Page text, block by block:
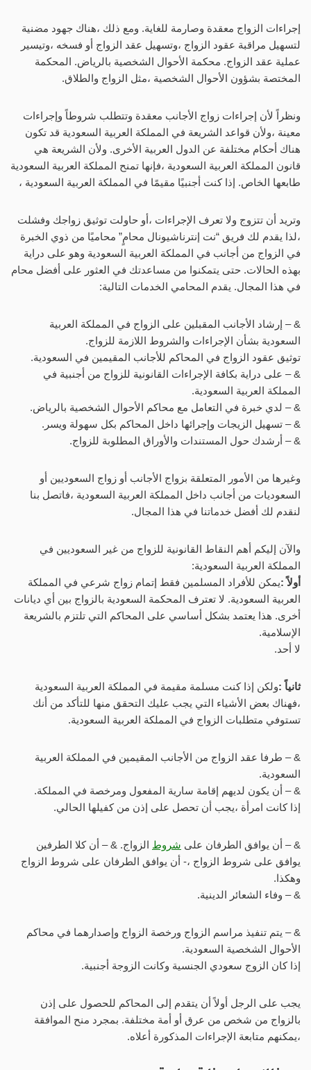
إجراءات الزواج معقدة وصارمة للغاية. ومع ذلك ،هناك جهود مضنية
لتسهيل مراقبة عقود الزواج ،وتسهيل عقد الزواج أو فسخه ،وتيسير
عملية عقد الزواج. محكمة الأحوال الشخصية بالرياض. المحكمة
المختصة بشؤون الأحوال الشخصية ،مثل الزواج والطلاق.
ونظراً لأن إجراءات زواج الأجانب معقدة وتتطلب شروطاً وإجراءات
معينة ،ولأن قواعد الشريعة في المملكة العربية السعودية قد تكون
هناك أحكام مختلفة عن الدول العربية الأخرى. ولأن الشريعة هي
قانون المملكة العربية السعودية ،فإنها تمنح المملكة العربية السعودية
طابعها الخاص. إذا كنت أجنبيًا مقيمًا في المملكة العربية السعودية ،
وتريد أن تتزوج ولا تعرف الإجراءات ،أو حاولت توثيق زواجك وفشلت
،لذا يقدم لك فريق “نت إنترناشيونال محامٍ” محاميًا من ذوي الخبرة
في الزواج من أجانب في المملكة العربية السعودية وهو على دراية
بهذه الحالات. حتى يتمكنوا من مساعدتك في العثور على أفضل محام
في هذا المجال. يقدم المحامي الخدمات التالية:
& – إرشاد الأجانب المقبلين على الزواج في المملكة العربية
السعودية بشأن الإجراءات والشروط اللازمة للزواج.
توثيق عقود الزواج في المحاكم للأجانب المقيمين في السعودية.
& – على دراية بكافة الإجراءات القانونية للزواج من أجنبية في
المملكة العربية السعودية.
& – لدي خبرة في التعامل مع محاكم الأحوال الشخصية بالرياض.
& – تسهيل الزيجات وإجرائها داخل المحاكم بكل سهولة ويسر.
& – أرشدك حول المستندات والأوراق المطلوبة للزواج.
وغيرها من الأمور المتعلقة بزواج الأجانب أو زواج السعوديين أو
السعوديات من أجانب داخل المملكة العربية السعودية ،فاتصل بنا
لنقدم لك أفضل خدماتنا في هذا المجال.
والآن إليكم أهم النقاط القانونية للزواج من غير السعوديين في
المملكة العربية السعودية:
أولاً :يمكن للأفراد المسلمين فقط إتمام زواج شرعي في المملكة
العربية السعودية. لا تعترف المحكمة السعودية بالزواج بين أي ديانات
أخرى. هذا يعتمد بشكل أساسي على المحاكم التي تلتزم بالشريعة
الإسلامية.
لا أحد.
ثانياً :ولكن إذا كنت مسلمة مقيمة في المملكة العربية السعودية
،فهناك بعض الأشياء التي يجب عليك التحقق منها للتأكد من أنك
تستوفي متطلبات الزواج في المملكة العربية السعودية.
& – طرفا عقد الزواج من الأجانب المقيمين في المملكة العربية
السعودية.
& – أن يكون لديهم إقامة سارية المفعول ومرخصة في المملكة.
إذا كانت امرأة ،يجب أن تحصل على إذن من كفيلها الحالي.
& – أن يوافق الطرفان على شروط الزواج. & – أن كلا الطرفين
يوافق على شروط الزواج ،- أن يوافق الطرفان على شروط الزواج
وهكذا.
& – وفاء الشعائر الدينية.
& – يتم تنفيذ مراسم الزواج ورخصة الزواج وإصدارهما في محاكم
الأحوال الشخصية السعودية.
إذا كان الزوج سعودي الجنسية وكانت الزوجة أجنبية.
يجب على الرجل أولاً أن يتقدم إلى المحاكم للحصول على إذن
بالزواج من شخص من عرق أو أمة مختلفة. بمجرد منح الموافقة
،يمكنهم متابعة الإجراءات المذكورة أعلاه.